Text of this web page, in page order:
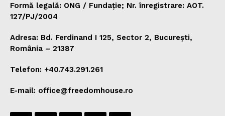
Formă legală: ONG / Fundație; Nr. înregistrare: AOT.
127/PJ/2004
Adresa: Bd. Ferdinand I 125, Sector 2, București,
România – 21387
Telefon: +40.743.291.261
E-mail: office@freedomhouse.ro